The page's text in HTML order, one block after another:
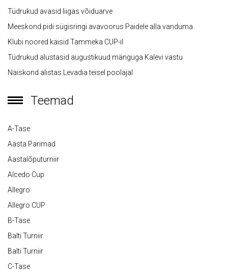
Tüdrukud avasid liigas võiduarve
Meeskond pidi sügisringi avavoorus Paidele alla vanduma
Klubi noored käisid Tammeka CUP-il
Tüdrukud alustasid augustikuud mänguga Kalevi vastu
Naiskond alistas Levadia teisel poolajal
Teemad
A-Tase
Aasta Parimad
Aastalõputurniir
Alcedo Cup
Allegro
Allegro CUP
B-Tase
Balti Turniir
Balti Turniir
C-Tase